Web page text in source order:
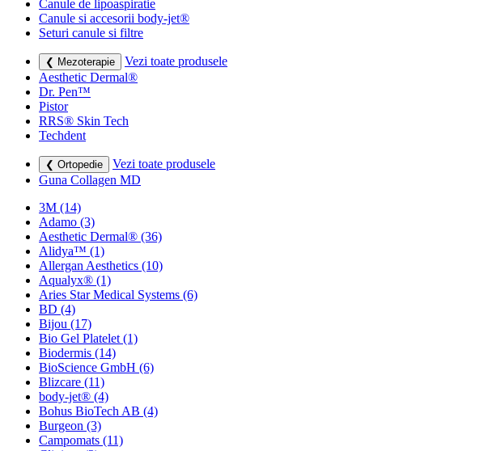
Canule de lipoaspiratie
Canule si accesorii body-jet®
Seturi canule si filtre
❮ Mezoterapie
Vezi toate produsele
Aesthetic Dermal®
Dr. Pen™
Pistor
RRS® Skin Tech
Techdent
❮ Ortopedie
Vezi toate produsele
Guna Collagen MD
3M (14)
Adamo (3)
Aesthetic Dermal® (36)
Alidya™ (1)
Allergan Aesthetics (10)
Aqualyx® (1)
Aries Star Medical Systems (6)
BD (4)
Bijou (17)
Bio Gel Platelet (1)
Biodermis (14)
BioScience GmbH (6)
Blizcare (11)
body-jet® (4)
Bohus BioTech AB (4)
Burgeon (3)
Campomats (11)